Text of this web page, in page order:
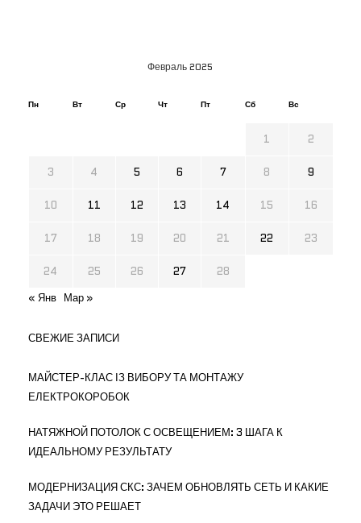
Февраль 2025
Пн Вт Ср Чт Пт Сб Вс
1 2
3 4 5 6 7 8 9
10 11 12 13 14 15 16
17 18 19 20 21 22 23
24 25 26 27
28
« Янв Мар »
СВЕЖИЕ ЗАПИСИ
МАЙСТЕР-КЛАС ІЗ ВИБОРУ ТА МОНТАЖУ
ЕЛЕКТРОКОРОБОК
НАТЯЖНОЙ ПОТОЛОК С ОСВЕЩЕНИЕМ: 3 ШАГА К
ИДЕАЛЬНОМУ РЕЗУЛЬТАТУ
МОДЕРНИЗАЦИЯ СКС: ЗАЧЕМ ОБНОВЛЯТЬ СЕТЬ И КАКИЕ
ЗАДАЧИ ЭТО РЕШАЕТ